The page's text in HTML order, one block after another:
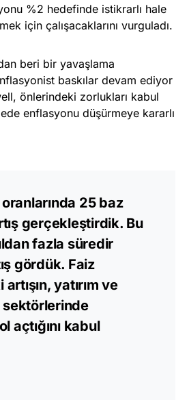
%2 hedefinde istikrarlı hale
için çalışacaklarını vurguladı.
beri bir yavaşlama
baskılar devam ediyor
önlerindeki zorlukları kabul
enflasyonu düşürmeye kararlı
25 baz
gerçekleştirdik. Bu
fazla süredir
gördük. Faiz
yatırım ve
açtığını kabul